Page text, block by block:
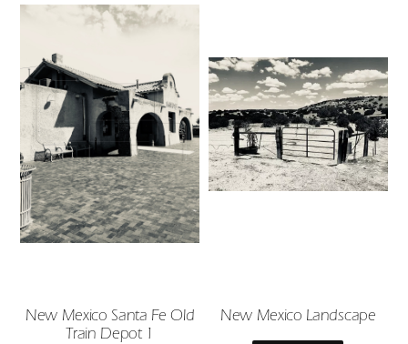
New Mexico Santa Fe Old
Train Depot 1
New Mexico Landscape